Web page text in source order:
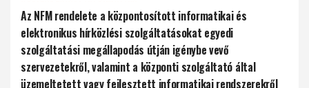
Az NFM rendelete a központosított informatikai és
elektronikus hírközlési szolgáltatásokat egyedi
szolgáltatási megállapodás útján igénybe vevő
szervezetekről, valamint a központi szolgáltató által
üzemeltetett vagy fejlesztett informatikai rendszerekről